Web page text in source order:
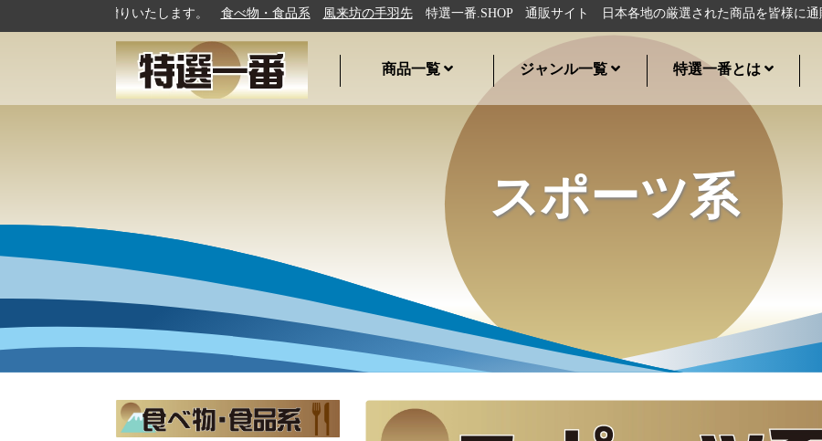
通販でお贈りいたします。 食べ物・食品系 風来坊の手羽先 特選一番.SHOP 通販サイト 日本各地の厳選された商品を皆様に通販でお
商品一覧 ジャンル一覧 特選一番とは
スポーツ系